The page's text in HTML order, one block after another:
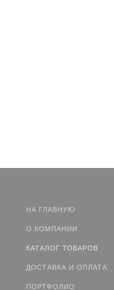
НА ГЛАВНУЮ
О КОМПАНИИ
КАТАЛОГ ТОВАРОВ
ДОСТАВКА И ОПЛАТА
ПОРТФОЛИО